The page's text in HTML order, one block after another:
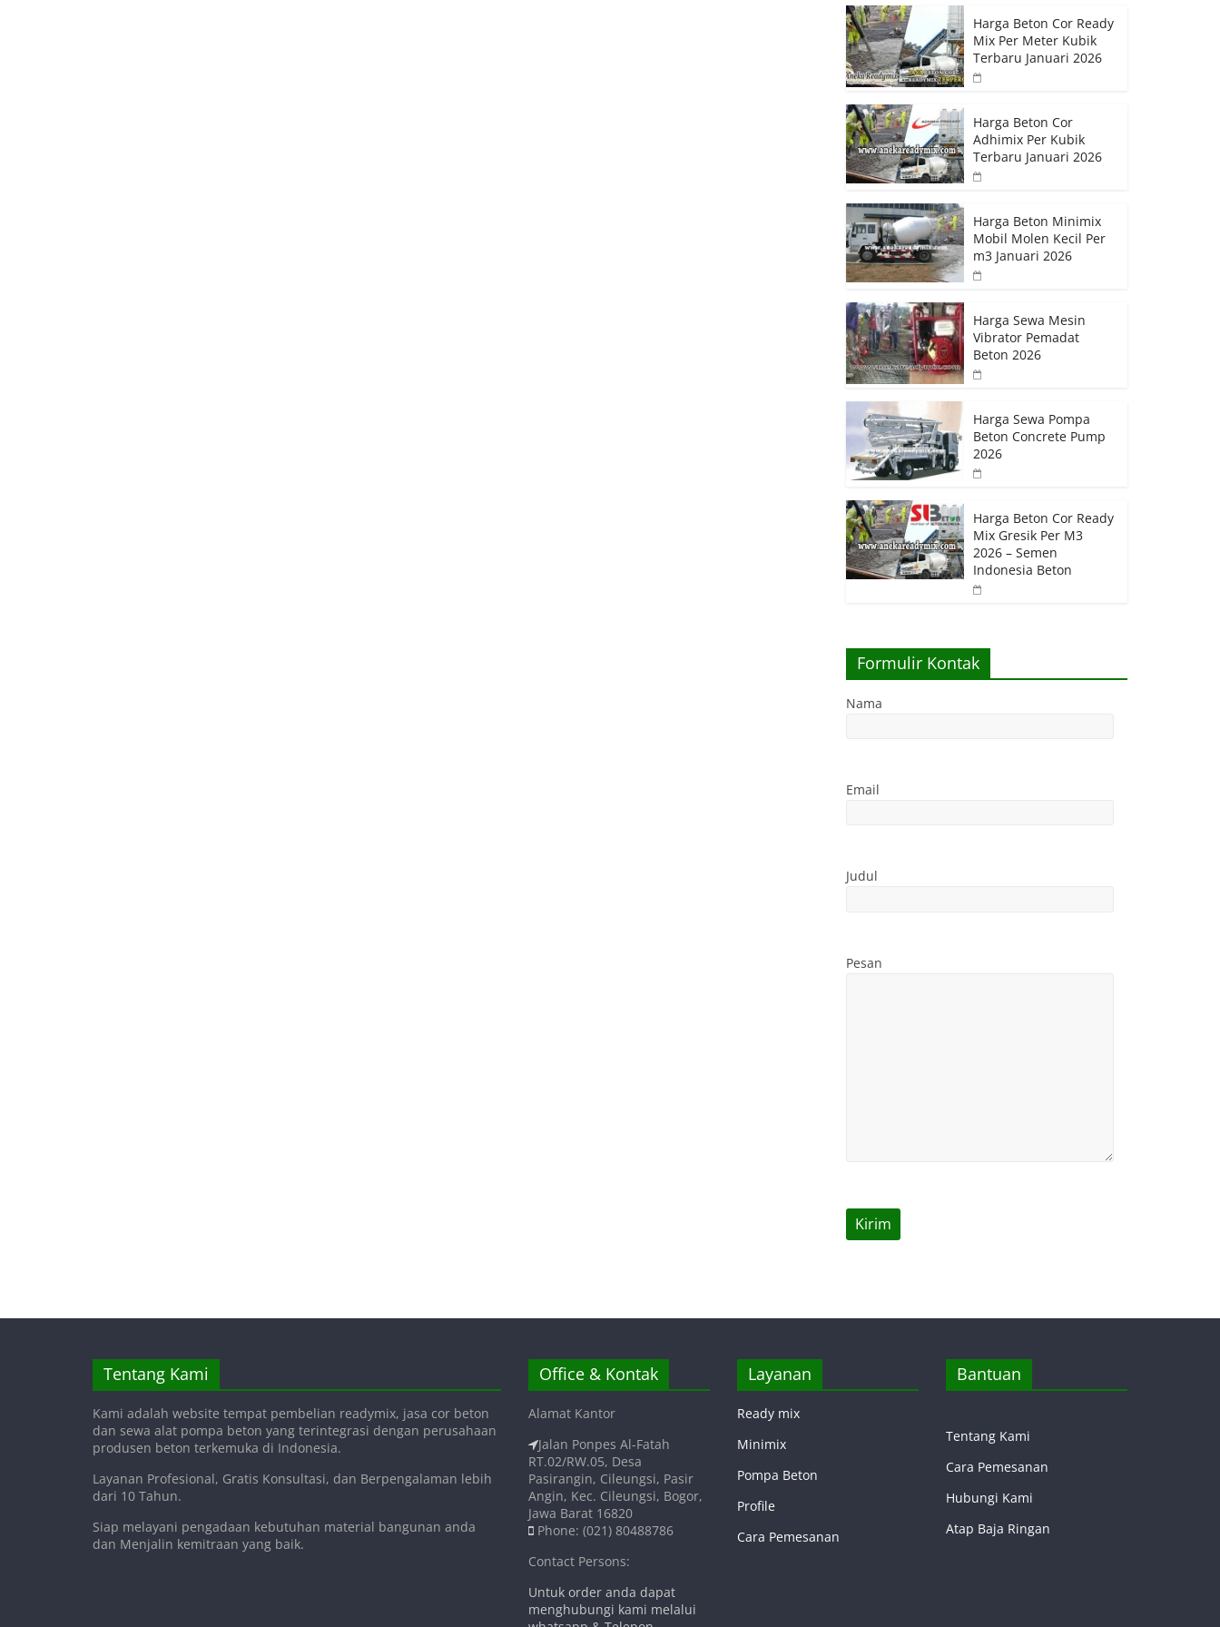
Harga Beton Cor Ready
Mix Per Meter Kubik
Terbaru Januari 2026
Harga Beton Cor
Adhimix Per Kubik
Terbaru Januari 2026
Harga Beton Minimix
Mobil Molen Kecil Per
m3 Januari 2026
Harga Sewa Mesin
Vibrator Pemadat
Beton 2026
Harga Sewa Pompa
Beton Concrete Pump
2026
Harga Beton Cor Ready
Mix Gresik Per M3
2026 – Semen
Indonesia Beton
Formulir Kontak
Nama
Email
Judul
Pesan
Tentang Kami
Kami adalah website tempat pembelian readymix, jasa cor beton
dan sewa alat pompa beton yang terintegrasi dengan perusahaan
produsen beton terkemuka di Indonesia.
Layanan Profesional, Gratis Konsultasi, dan Berpengalaman lebih
dari 10 Tahun.
Siap melayani pengadaan kebutuhan material bangunan anda
dan Menjalin kemitraan yang baik.
Office & Kontak
Alamat Kantor
Jalan Ponpes Al-Fatah
RT.02/RW.05, Desa
Pasirangin, Cileungsi, Pasir
Angin, Kec. Cileungsi, Bogor,
Jawa Barat 16820
Phone: (021) 80488786
Contact Persons:
Untuk order anda dapat
menghubungi kami melalui
Layanan
Ready mix
Minimix
Pompa Beton
Profile
Cara Pemesanan
Bantuan
Tentang Kami
Cara Pemesanan
Hubungi Kami
Atap Baja Ringan